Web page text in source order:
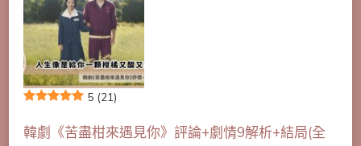
5 (21)
韓劇《苦盡柑來遇見你》評論+劇情9解析+結局(全